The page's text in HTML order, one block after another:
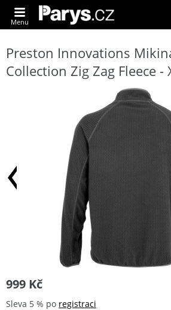
Menu
Preston Innovations
Collection Zig Zag Fleece -
999 Kč
Sleva 5 % po registraci